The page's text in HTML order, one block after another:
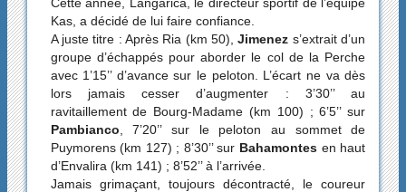
Kas, a décidé de lui faire confiance.
A juste titre : Après Ria (km 50), Jimenez s’extrait d’un
groupe d’échappés pour aborder le col de la Perche
avec 1’15’’ d’avance sur le peloton. L’écart ne va dès
lors jamais cesser d’augmenter : 3’30’’ au
ravitaillement de Bourg-Madame (km 100) ; 6’5’’ sur
Pambianco , 7’20’’ sur le peloton au sommet de
Puymorens (km 127) ; 8’30’’ sur Bahamontes en haut
d’Envalira (km 141) ; 8’52’’ à l’arrivée.
Jamais grimaçant, toujours décontracté, le coureur